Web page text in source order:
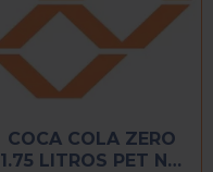
COCA COLA ZERO
1.75 LITROS PET NO